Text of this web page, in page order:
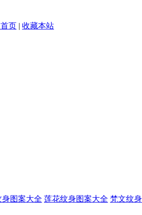
页 | 收藏本站
身图案大全 莲花纹身图案大全 梵文纹